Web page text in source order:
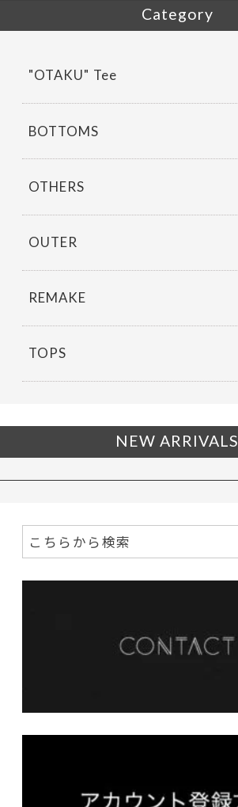
o
k
Category
"OTAKU" Tee
BOTTOMS
OTHERS
OUTER
REMAKE
TOPS
NEW ARRIVALS